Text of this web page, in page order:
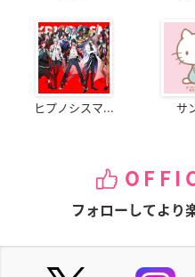
ヒプノシスマ... サ
フォローしてより